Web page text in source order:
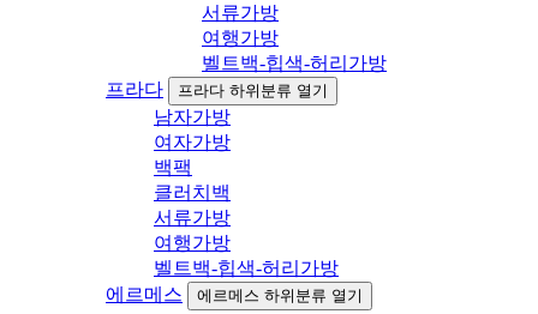
서류가방
여행가방
벨트백-힙색-허리가방
프라다
프라다 하위분류 열기
남자가방
여자가방
백팩
클러치백
서류가방
여행가방
벨트백-힙색-허리가방
에르메스
에르메스 하위분류 열기